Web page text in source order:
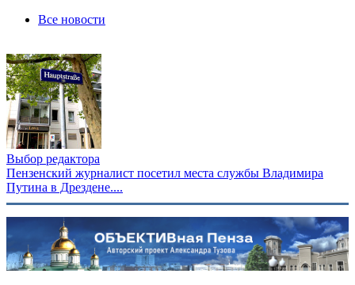
Все новости
Выбор редактора
Пензенский журналист посетил места службы Владимира
Путина в Дрездене....